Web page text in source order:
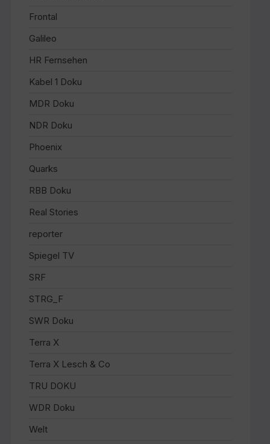
Frontal
Galileo
HR Fernsehen
Kabel 1 Doku
MDR Doku
NDR Doku
Phoenix
Quarks
RBB Doku
Real Stories
reporter
Spiegel TV
SRF
STRG_F
SWR Doku
Terra X
Terra X Lesch & Co
TRU DOKU
WDR Doku
Welt